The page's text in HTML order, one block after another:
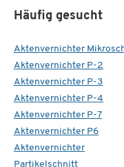
Häufig gesucht
Aktenvernichter
Aktenvernichter P-2
Aktenvernichter P-3
Aktenvernichter P-4
Aktenvernichter P-7
Aktenvernichter P6
Aktenvernichter
Partikelschnitt